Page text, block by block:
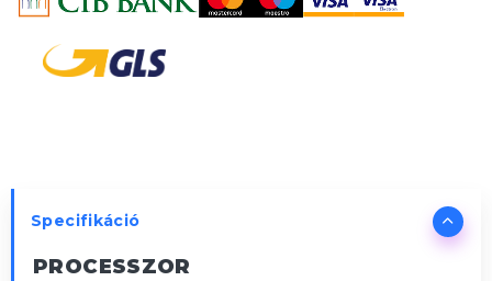
Specifikáció
PROCESSZOR